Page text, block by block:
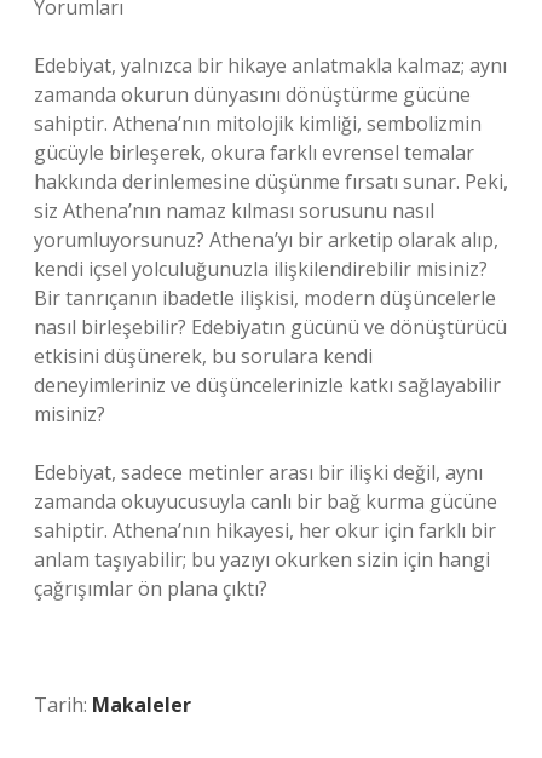
Yorumları
Edebiyat, yalnızca bir hikaye anlatmakla kalmaz; aynı
zamanda okurun dünyasını dönüştürme gücüne
sahiptir. Athena’nın mitolojik kimliği, sembolizmin
gücüyle birleşerek, okura farklı evrensel temalar
hakkında derinlemesine düşünme fırsatı sunar. Peki,
siz Athena’nın namaz kılması sorusunu nasıl
yorumluyorsunuz? Athena’yı bir arketip olarak alıp,
kendi içsel yolculuğunuzla ilişkilendirebilir misiniz?
Bir tanrıçanın ibadetle ilişkisi, modern düşüncelerle
nasıl birleşebilir? Edebiyatın gücünü ve dönüştürücü
etkisini düşünerek, bu sorulara kendi
deneyimleriniz ve düşüncelerinizle katkı sağlayabilir
misiniz?
Edebiyat, sadece metinler arası bir ilişki değil, aynı
zamanda okuyucusuyla canlı bir bağ kurma gücüne
sahiptir. Athena’nın hikayesi, her okur için farklı bir
anlam taşıyabilir; bu yazıyı okurken sizin için hangi
çağrışımlar ön plana çıktı?
Tarih: Makaleler